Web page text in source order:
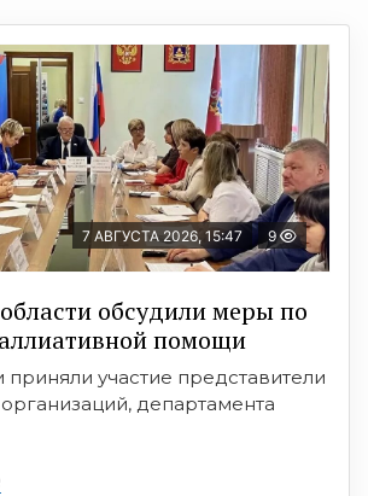
7 АВГУСТА 2026, 15:47 9
обсудили меры по
помощи
участие представители
департамента